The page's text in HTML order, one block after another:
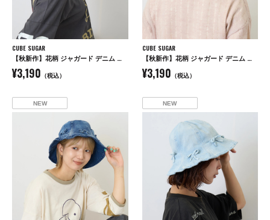
CUBE SUGAR
【秋新作】花柄 ジャガード デニム ハット
¥3,190 （税込）
CUBE SUGAR
【秋新作】花柄 ジャガード デニム ハット
¥3,190 （税込）
NEW NEW